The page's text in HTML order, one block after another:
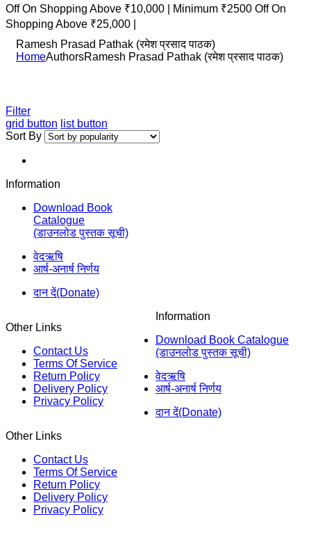
Off On Shopping Above ₹10,000 |
Minimum ₹2500 Off On
Shopping Above ₹25,000 |
Ramesh Prasad Pathak (रमेश प्रसाद पाठक)
HomeAuthorsRamesh Prasad Pathak (रमेश प्रसाद पाठक)
Filter
grid button list button
Sort By
Information
Download Book
Catalogue
(डाउनलोड पुस्तक सूची)
वेदऋषि
आर्ष-अनार्ष निर्णय
दान दें(Donate)
Other Links
Contact Us
Terms Of Service
Return Policy
Delivery Policy
Privacy Policy
Information
Download Book Catalogue
(डाउनलोड पुस्तक सूची)
वेदऋषि
आर्ष-अनार्ष निर्णय
दान दें(Donate)
Other Links
Contact Us
Terms Of Service
Return Policy
Delivery Policy
Privacy Policy